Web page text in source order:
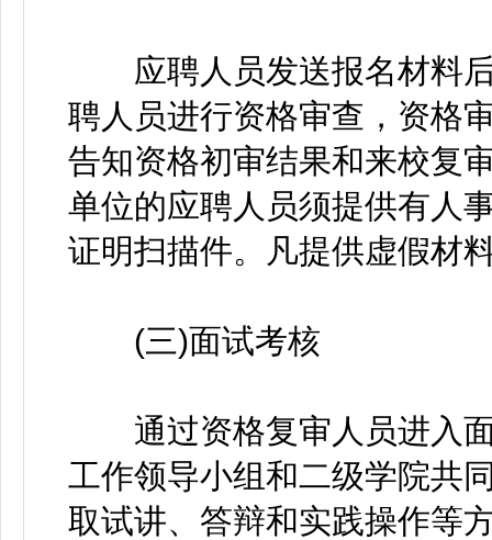
应聘人员发送报名材料后
聘人员进行资格审查，资格
告知资格初审结果和来校复
单位的应聘人员须提供有人
证明扫描件。凡提供虚假材
(三)面试考核
通过资格复审人员进入面
工作领导小组和二级学院共
取试讲、答辩和实践操作等